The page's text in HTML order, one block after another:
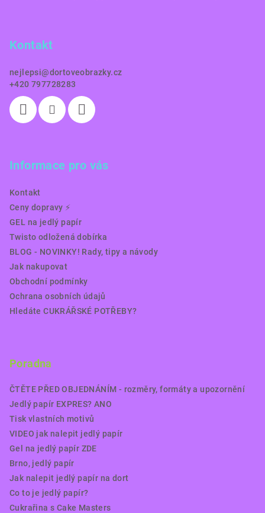
Kontakt
nejlepsi@dortoveobrazky.cz
+420 797728283
Informace pro vás
Kontakt
Ceny dopravy ⚡️
GEL na jedlý papír
Twisto odložená dobírka
BLOG - NOVINKY! Rady, tipy a návody
Jak nakupovat
Obchodní podmínky
Ochrana osobních údajů
Hledáte CUKRÁŘSKÉ POTŘEBY?
Poradna
ČTĚTE PŘED OBJEDNÁNÍM - rozměry, formáty a upozornění
Jedlý papír EXPRES? ANO
Tisk vlastních motivů
VIDEO jak nalepit jedlý papír
Gel na jedlý papír ZDE
Brno, jedlý papír
Jak nalepit jedlý papír na dort
Co to je jedlý papír?
Cukrařina s Cake Masters